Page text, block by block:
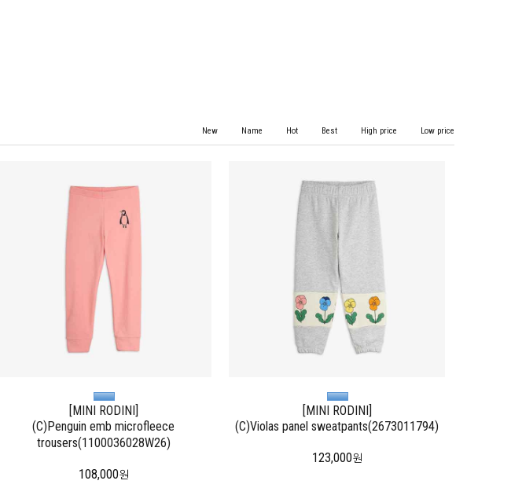
New Name Hot Best High price Low price
[MINI RODINI]
(C)Penguin emb microfleece
trousers(1100036028W26)
108,000원
[MINI RODINI]
(C)Violas panel sweatpants(2673011794)
123,000원